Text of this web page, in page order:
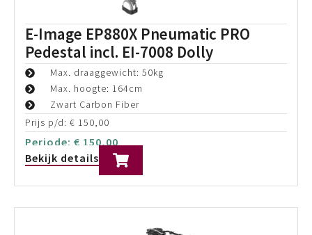
E-Image GAM260 Motorized Elevation
System
Maximaal draaggewicht van 30kg
Maximale hoogte van 260cm
Met geheugeninstelling
Prijs p/d:
€ 75,00
Periode:€75,00
Bekijk details